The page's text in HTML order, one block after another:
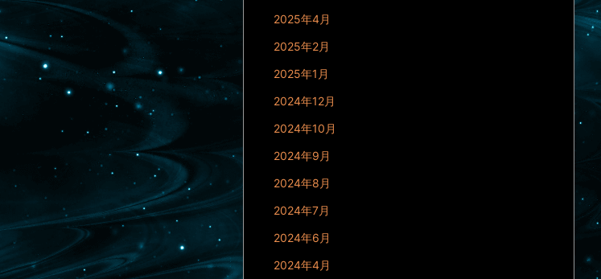
2025年4月
2025年2月
2025年1月
2024年12月
2024年10月
2024年9月
2024年8月
2024年7月
2024年6月
2024年4月